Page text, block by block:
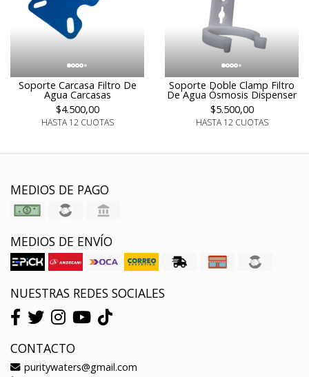
Soporte Carcasa Filtro De
Agua Carcasas
$4.500,00
HASTA 12 CUOTAS
Soporte Doble Clamp Filtro
De Agua Ósmosis Dispenser
$5.500,00
HASTA 12 CUOTAS
MEDIOS DE PAGO
MEDIOS DE ENVÍO
NUESTRAS REDES SOCIALES
CONTACTO
puritywaters@gmail.com